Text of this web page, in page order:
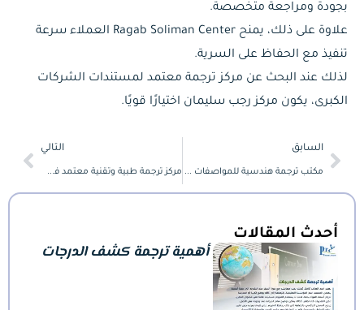
أحدث المقالات
أهمية ترجمة كشف الدرجات
بجودة ومراجعة متخصصة.
علاوة على ذلك، يمنح Ragab Soliman Center العملاء سرعة
تنفيذ مع الحفاظ على السرية.
لذلك عند البحث عن مركز ترجمة معتمد لمستندات الشركات
الكبرى، يكون مركز رجب سليمان اختيارًا قويًا.
Prev
السابق
مكتب ترجمة هندسية للمواصفات الفنية والمخططات
التالي
مركز ترجمة طبية وتقنية معتمد في الدقي